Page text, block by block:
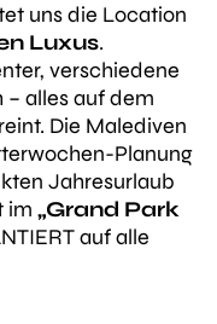
uns die Location
Luxus.
verschiedene
– alles auf dem
Die Malediven
Planung
Jahresurlaub
im „Grand Park
auf alle